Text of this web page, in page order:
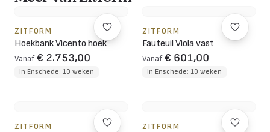
ZITFORM
Hoekbank Vicento hoek
Vanaf € 2.753,00
In Enschede: 10 weken
ZITFORM
Fauteuil Viola vast
Vanaf € 601,00
In Enschede: 10 weken
ZITFORM ZITFORM